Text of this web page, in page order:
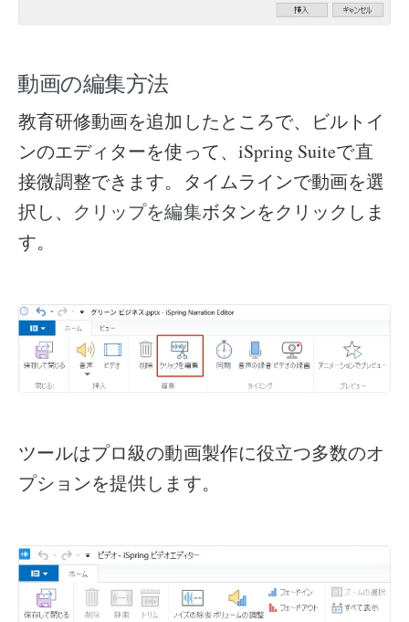
動画の編集方法
教育研修動画を追加したところで、ビルトイ
ンのエディターを使って、iSpring Suiteで直
接微調整できます。タイムラインで動画を選
択し、
クリップを編集ボタンをクリックしま
す。
ツールはプロ級の動画製作に役立つ多数のオ
プションを提供します。